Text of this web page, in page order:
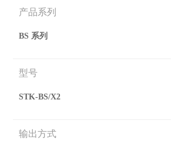
产品系列
BS 系列
型号
STK-BS/X2
输出方式